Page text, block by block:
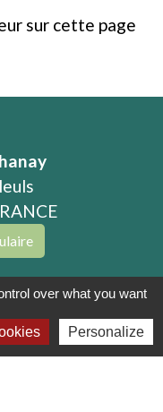
sur cette page
confidentialité -
over what you want
Personalize